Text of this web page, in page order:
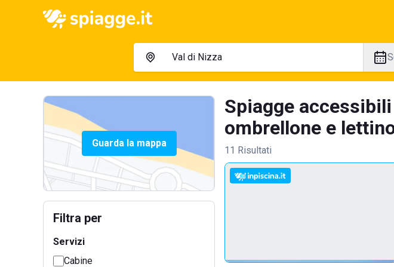
Guarda la mappa
Filtra per
Servizi
Cabine
Spiagge
ombrellone e
11 Risultati